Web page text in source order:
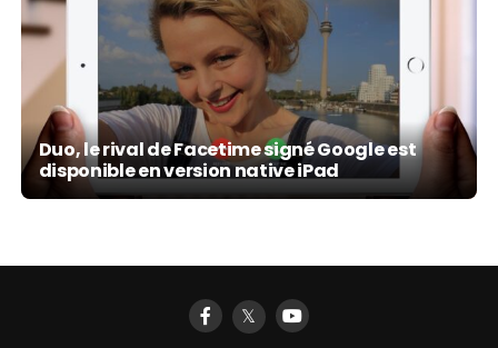
Duo, le rival de Facetime signé Google est
disponible en version native iPad
𝕏